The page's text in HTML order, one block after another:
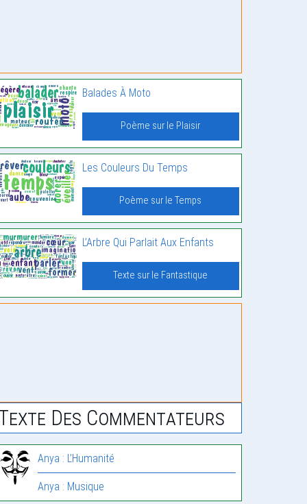
Balades À Moto
Poème sur le Plaisir
Les Couleurs Du Temps
Poème sur le Temps
L’Arbre Qui Parlait Aux Enfants
Texte sur le Fantastique
Des Commentateurs
Anya : L’Humanité
Anya : Musique